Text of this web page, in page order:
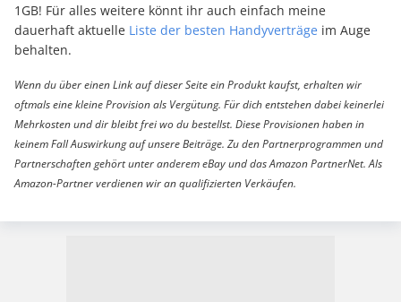
1GB! Für alles weitere könnt ihr auch einfach meine
dauerhaft aktuelle Liste der besten Handyverträge im Auge
behalten.
Wenn du über einen Link auf dieser Seite ein Produkt kaufst, erhalten wir
oftmals eine kleine Provision als Vergütung. Für dich entstehen dabei keinerlei
Mehrkosten und dir bleibt frei wo du bestellst. Diese Provisionen haben in
keinem Fall Auswirkung auf unsere Beiträge. Zu den Partnerprogrammen und
Partnerschaften gehört unter anderem eBay und das Amazon PartnerNet. Als
Amazon-Partner verdienen wir an qualifizierten Verkäufen.